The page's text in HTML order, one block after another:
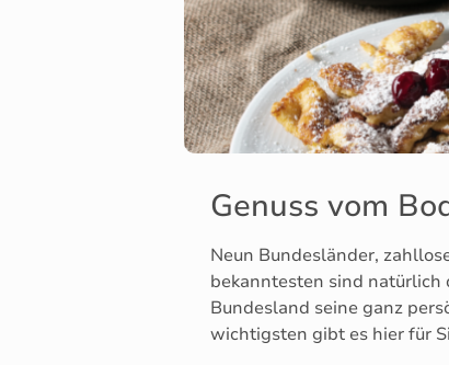
Genuss vom
Neun Bundesländer,
bekanntesten sind natürlich
Bundesland seine ganz
wichtigsten gibt es hier für